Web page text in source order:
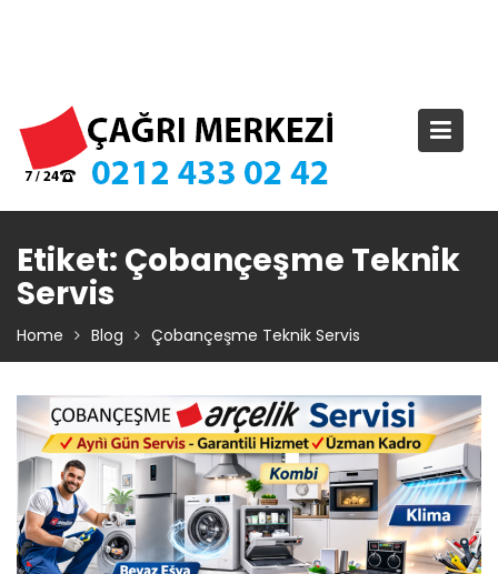
Etiket: Çobançeşme Teknik
Servis
Home Blog Çobançeşme Teknik Servis